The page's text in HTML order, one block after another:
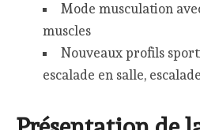
Mode musculation
muscles
Nouveaux profils
escalade en salle,